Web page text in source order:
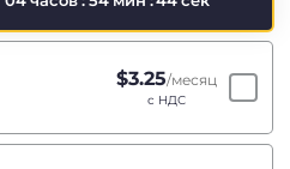
$3.25/месяц
с НДС